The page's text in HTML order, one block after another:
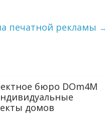
печатной рекламы
бюро DOm4M
домов